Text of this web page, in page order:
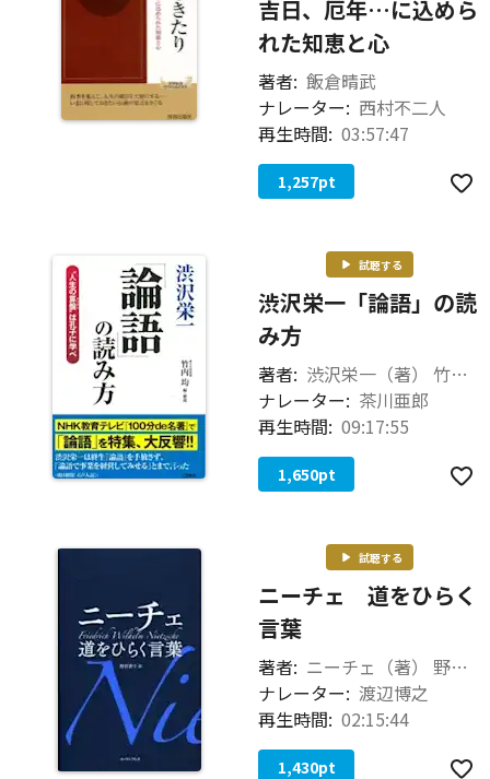
吉日、厄年…に込めら
れた知恵と心
著者: 飯倉晴武
ナレーター: 西村不二人
再生時間: 03:57:47
1,257pt
試聴する
渋沢栄一「論語」の読
み方
著者:
渋沢栄一（著） 竹内均（編・解説）
ナレーター: 茶川亜郎
再生時間: 09:17:55
1,650pt
試聴する
ニーチェ 道をひらく
言葉
著者:
ニーチェ（著） 野田恭子（訳）
ナレーター: 渡辺博之
再生時間: 02:15:44
1,430pt